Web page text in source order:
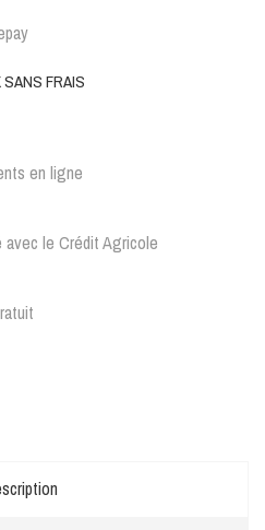
FRAIS
en ligne
le Crédit Agricole